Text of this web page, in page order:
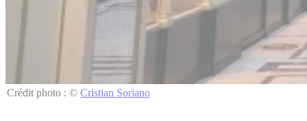
Crédit photo : © Cristian Soriano